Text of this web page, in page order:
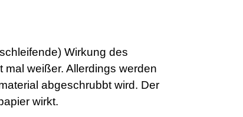
Wirkung des
mal weißer. Allerdings werden
abgeschrubbt wird. Der
wirkt.